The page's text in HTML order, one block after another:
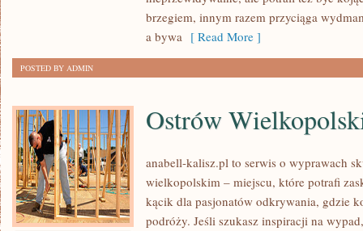
brzegiem, innym razem przyciąga
a bywa [ Read More ]
POSTED BY ADMIN
Ostrów
anabell-kalisz.pl to serwis o wyprawach
wielkopolskim – miejscu, które potrafi
kącik dla pasjonatów odkrywania, gdzie
podróży. Jeśli szukasz inspiracji na